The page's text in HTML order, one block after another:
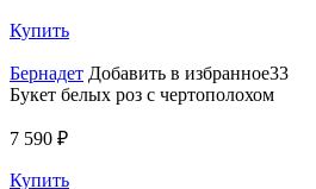
Купить
Бернадет Добавить в избранное33
Букет белых роз с чертополохом
7 590 ₽
Купить